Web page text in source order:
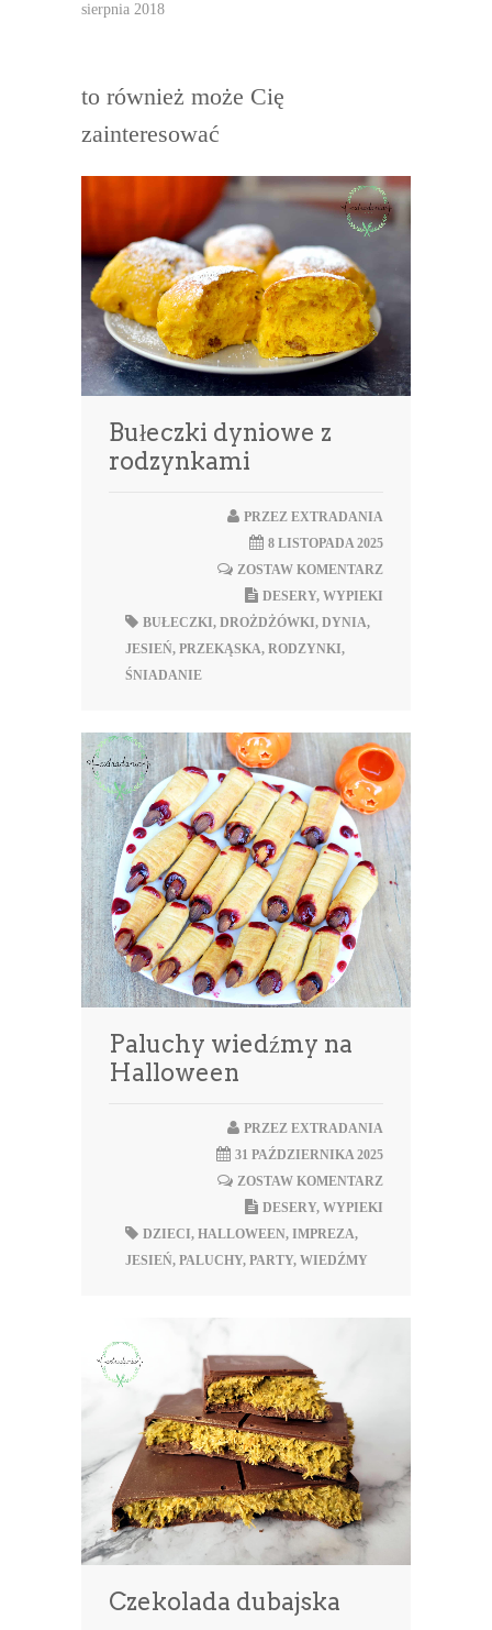
sierpnia 2018
to również może Cię
zainteresować
Bułeczki dyniowe z
rodzynkami
PRZEZ EXTRADANIA
8 LISTOPADA 2025
ZOSTAW KOMENTARZ
DESERY, WYPIEKI
BUŁECZKI, DROŻDŻÓWKI, DYNIA,
JESIEŃ, PRZEKĄSKA, RODZYNKI,
ŚNIADANIE
Paluchy wiedźmy na
Halloween
PRZEZ EXTRADANIA
31 PAŹDZIERNIKA 2025
ZOSTAW KOMENTARZ
DESERY, WYPIEKI
DZIECI, HALLOWEEN, IMPREZA,
JESIEŃ, PALUCHY, PARTY, WIEDŹMY
Czekolada dubajska